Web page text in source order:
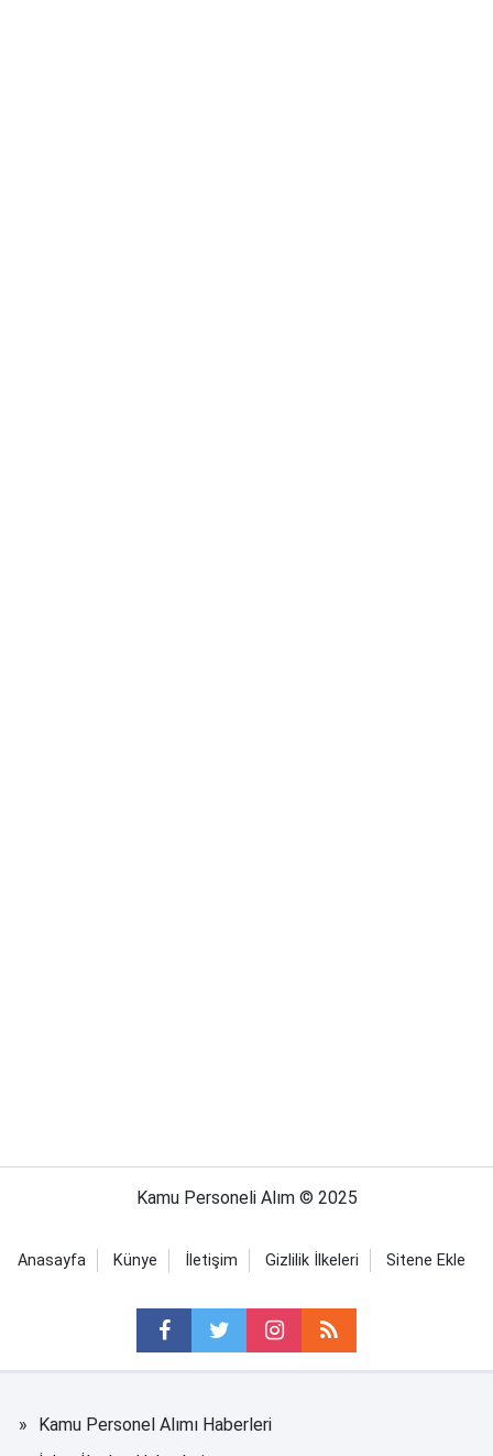
Kamu Personeli Alım © 2025
Anasayfa Künye İletişim Gizlilik İlkeleri Sitene Ekle
Kamu Personel Alımı Haberleri